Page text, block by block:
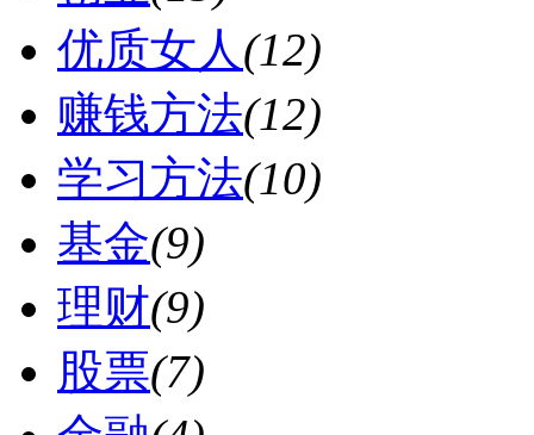
优质女人(12)
赚钱方法(12)
学习方法(10)
基金(9)
理财(9)
股票(7)